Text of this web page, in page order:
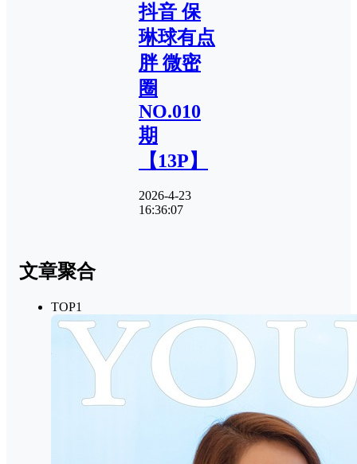
抖音 保
琳球有点
胖 微密
圈
NO.010
期
【13P】
2026-4-23
16:36:07
文章聚合
TOP1